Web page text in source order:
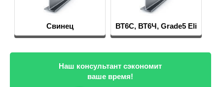
Свинец ВТ6С, ВТ6Ч, Grade5 Eli
Наш консультант сэкономит
ваше время!